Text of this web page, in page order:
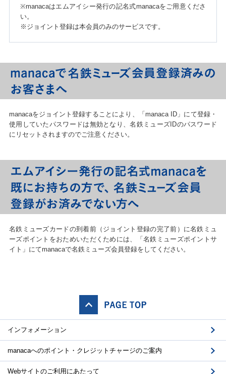
※manacaはエムアイシー発行の記名式manacaをご用意くださ
い。
※ジョイント登録は本会員のみのサービスです。
manacaをジョイント登録することにより、「manaca ID」にて登録・
使用していたパスワードは無効となり、名鉄ミューズIDのパスワード
にリセットされますのでご注意ください。
名鉄ミューズカードの到着前（ジョイント登録の完了前）に名鉄ミュ
ーズポイントをおためいただくためには、「名鉄ミューズポイントサ
イト」にてmanacaで名鉄ミューズ会員登録をしてください。
インフォメーション
manacaへのポイント・クレジットチャージのご案内
Webサイトのご利用にあたって